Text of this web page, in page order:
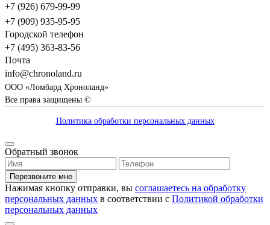
+7 (926) 679-99-99
+7 (909) 935-95-95
Городской телефон
+7 (495) 363-83-56
Почта
info@chronoland.ru
ООО «Ломбард Хроноланд»
Все права защищены ©
Политика обработки персональных данных
Обратный звонок
Перезвоните мне
Нажимая кнопку отправки, вы соглашаетесь на обработку
персональных данных в соответствии с Политикой обработки
персональных данных